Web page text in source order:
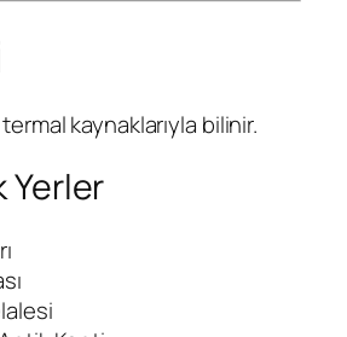
kaynaklarıyla bilinir.
Yerler